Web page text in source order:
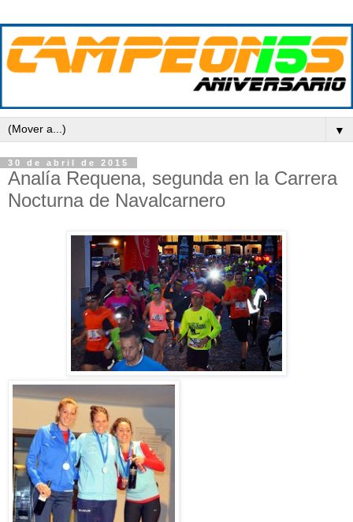
▼
30 de abril de 2015
Analía Requena, segunda en la Carrera
Nocturna de Navalcarnero